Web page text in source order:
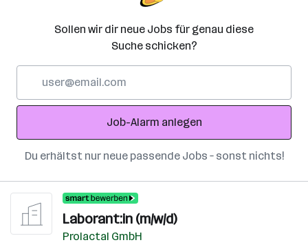
Sollen wir dir neue Jobs für genau diese
Suche schicken?
Adresse
Job-Alarm anlegen
Du erhältst nur neue passende Jobs – sonst nichts!
Laborant:in (m/w/d)
Prolactal GmbH